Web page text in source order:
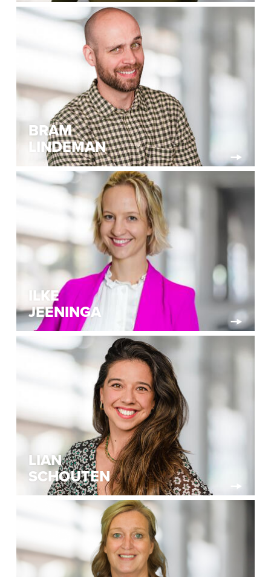
BRAM
LINDEMAN
ILKE
JEENINGA
LIAN
SCHOUTEN